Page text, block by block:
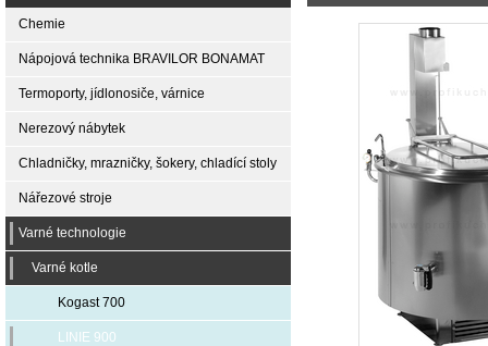
Chemie
Nápojová technika BRAVILOR BONAMAT
Termoporty, jídlonosiče, várnice
Nerezový nábytek
Chladničky, mrazničky, šokery, chladící stoly
Nářezové stroje
Varné technologie
Varné kotle
Kogast 700
LINIE 900